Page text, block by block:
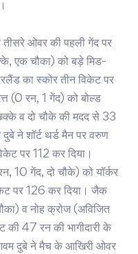
ओवर की पहली गेंद पर
एक चौका) को बड़े मिड-
का स्कोर तीन विकेट पर
(0 रन, 1 गेंद) को बोल्ड
व दो चौके की मदद से 33
ने शॉर्ट थर्ड मैन पर वरुण
पर 112 कर दिया।
10 गेंद, दो चौके) को यॉर्कर
पर 126 कर दिया। जैक
व नोह क्रोज (अविजित
47 रन की भागीदारी के
दुबे ने मैच के आखिरी ओवर